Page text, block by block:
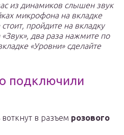
из динамиков слышен звук
микрофона на вкладке
пройдите на вкладку
два раза нажмите по
«Уровни» сделайте
подключили
в разъем розового